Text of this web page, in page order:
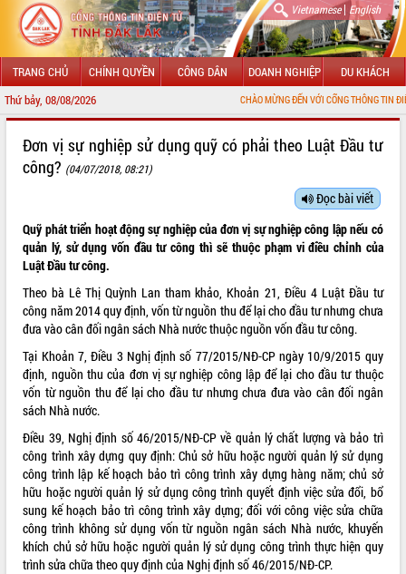
Vietnamese| English
TRANG CHỦ CHÍNH QUYỀN CÔNG DÂN DOANH NGHIỆP DU KHÁCH
Thứ bảy, 08/08/2026 CHÀO MỪNG ĐẾN VỚI CỔNG THÔNG TIN ĐIỆN TỬ
LÃNH ĐẠO UBND TỈNH
SỞ, BAN, NGÀNH
THÔNG TIN CHỈ ĐẠO ĐIỀU HÀNH
HỆ THỐNG VĂN BẢN
VĂN BẢN HĐND TỈNH
ĐIỂM TIN VĂN BẢN
QUY HOẠCH - KẾ HOẠCH
QUẢNG CÁO
Đơn vị sự nghiệp sử dụng quỹ có phải theo Luật Đầu tư
công? (04/07/2018, 08:21)
Đọc bài viết
Quỹ phát triển hoạt động sự nghiệp của đơn vị sự nghiệp công lập nếu có
quản lý, sử dụng vốn đầu tư công thì sẽ thuộc phạm vi điều chỉnh của
Luật Đầu tư công.
Theo bà Lê Thị Quỳnh Lan tham khảo, Khoản 21, Điều 4 Luật Đầu tư
công năm 2014 quy định, vốn từ nguồn thu để lại cho đầu tư nhưng chưa
đưa vào cân đối ngân sách Nhà nước thuộc nguồn vốn đầu tư công.
Tại Khoản 7, Điều 3 Nghị định số 77/2015/NĐ-CPngày 10/9/2015 quy
định, nguồn thu của đơn vị sự nghiệp công lập để lại cho đầu tư thuộc
vốn từ nguồn thu để lại cho đầu tư nhưng chưa đưa vào cân đối ngân
sách Nhà nước.
Điều 39, Nghị định số46/2015/NĐ-CPvề quản lý chất lượng và bảo trì
công trình xây dựng quy định: Chủ sở hữu hoặc người quản lý sử dụng
công trình lập kế hoạch bảo trì công trình xây dựng hàng năm; chủ sở
hữu hoặc người quản lý sử dụng công trình quyết định việc sửa đổi, bổ
sung kế hoạch bảo trì công trình xây dựng; đối với công việc sửa chữa
công trình không sử dụng vốn từ nguồn ngân sách Nhà nước, khuyến
khích chủ sở hữu hoặc người quản lý sử dụng công trình thực hiện quy
trình sửa chữa theo quy định của Nghị định số 46/2015/NĐ-CP.